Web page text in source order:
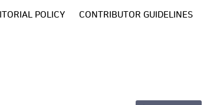
POLICY CONTRIBUTOR GUIDELINES